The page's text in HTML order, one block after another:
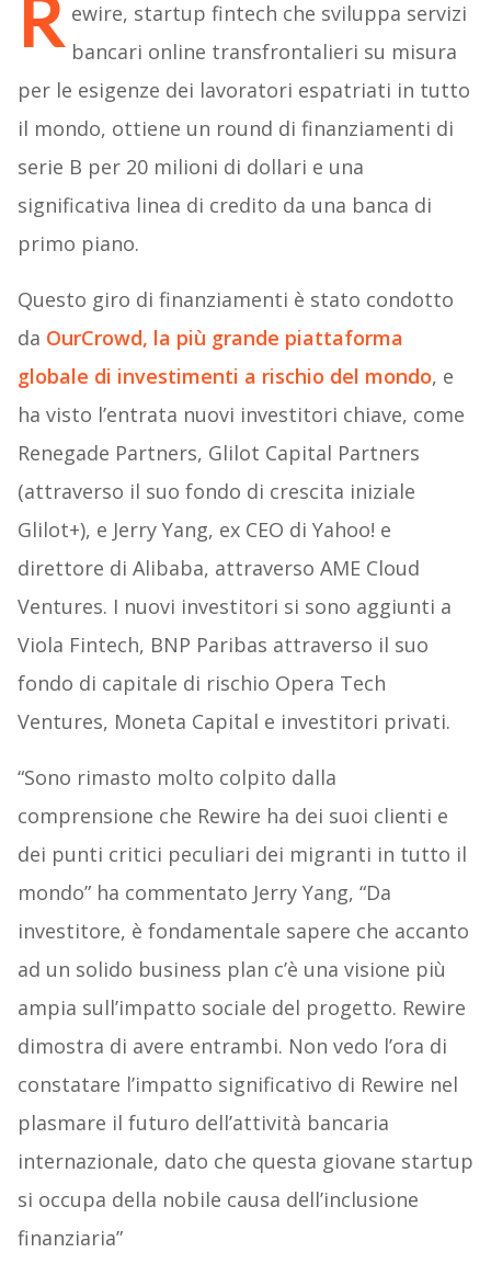
R ewire, startup fintech che sviluppa servizi
bancari online transfrontalieri su misura
per le esigenze dei lavoratori espatriati in tutto
il mondo, ottiene un round di finanziamenti di
serie B per 20 milioni di dollari e una
significativa linea di credito da una banca di
primo piano.
Questo giro di finanziamenti è stato condotto
da OurCrowd, la più grande piattaforma
globale di investimenti a rischio del mondo, e
ha visto l’entrata nuovi investitori chiave, come
Renegade Partners, Glilot Capital Partners
(attraverso il suo fondo di crescita iniziale
Glilot+), e Jerry Yang, ex CEO di Yahoo! e
direttore di Alibaba, attraverso AME Cloud
Ventures. I nuovi investitori si sono aggiunti a
Viola Fintech, BNP Paribas attraverso il suo
fondo di capitale di rischio Opera Tech
Ventures, Moneta Capital e investitori privati.
“Sono rimasto molto colpito dalla
comprensione che Rewire ha dei suoi clienti e
dei punti critici peculiari dei migranti in tutto il
mondo” ha commentato Jerry Yang, “Da
investitore, è fondamentale sapere che accanto
ad un solido business plan c’è una visione più
ampia sull’impatto sociale del progetto. Rewire
dimostra di avere entrambi. Non vedo l’ora di
constatare l’impatto significativo di Rewire nel
plasmare il futuro dell’attività bancaria
internazionale, dato che questa giovane startup
si occupa della nobile causa dell’inclusione
finanziaria”